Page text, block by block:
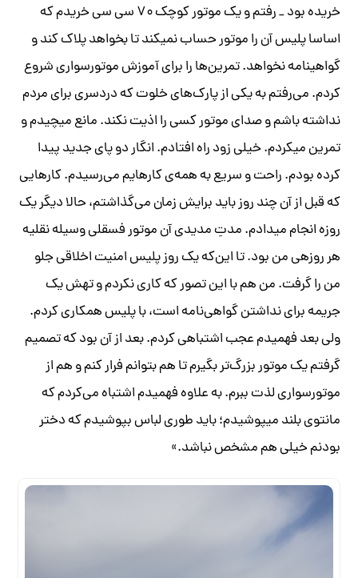
خریده بود _ رفتم و یک موتور کوچک ۷۰ سی سی خریدم که
اساسا پلیس آن را موتور حساب نمی­کند تا بخواهد پلاک کند و
گواهینامه نخواهد. تمرین‌ها را برای آموزش موتورسواری شروع
کردم. می‌رفتم به یکی از پارک‌‌های خلوت که دردسری برای مردم
نداشته باشم و صدای موتور کسی را اذیت نکند. مانع می­­چیدم و
تمرین می­کردم. خیلی زود راه افتادم. انگار دو پای جدید پیدا
کرده بودم. راحت و سریع به همه‌ی کارهایم می‌رسیدم. کارهایی
که قبل از آن چند روز باید برایش زمان می‌گذاشتم، حالا دیگر یک
روزه انجام می­دادم. مدتِ مدیدی آن موتور فسقلی وسیله نقلیه
هر روزه­ی من بود. تا این‌که یک روز پلیس امنیت اخلاقی جلو
من را گرفت. من هم با این تصور که کاری نکردم و تهش یک
جریمه برای نداشتن گواهی‌نامه است، با پلیس همکاری کردم.
ولی بعد فهمیدم عجب اشتباهی کردم. بعد از آن بود که تصمیم
گرفتم یک موتور بزرگ‌تر بگیرم تا هم بتوانم فرار کنم و هم از
موتورسواری لذت ببرم. به علاوه فهمیدم اشتباه می‌کردم که
مانتوی بلند می­پوشیدم؛ باید طوری لباس بپوشیدم که دختر
بودنم خیلی هم مشخص نباشد.»